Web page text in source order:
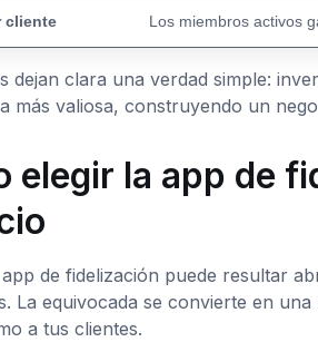
cliente Los miembros activos
dejan clara una verdad simple:
más valiosa, construyendo un
elegir la app de
de fidelización puede resultar
La equivocada se convierte en
a tus clientes.